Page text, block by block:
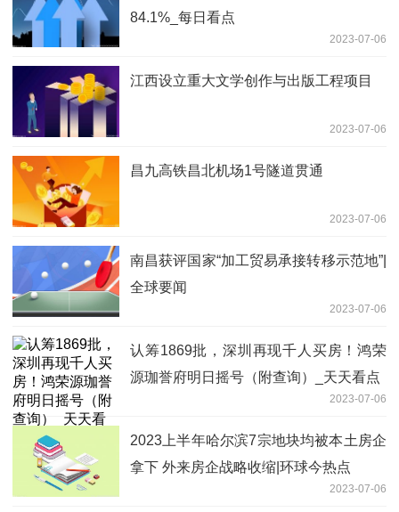
84.1%_每日看点
2023-07-06
江西设立重大文学创作与出版工程项目
2023-07-06
昌九高铁昌北机场1号隧道贯通
2023-07-06
南昌获评国家“加工贸易承接转移示范地”|
全球要闻
2023-07-06
认筹1869批，深圳再现千人买房！鸿荣
源珈誉府明日摇号（附查询）_天天看点
2023-07-06
2023上半年哈尔滨7宗地块均被本土房企
拿下 外来房企战略收缩|环球今热点
2023-07-06